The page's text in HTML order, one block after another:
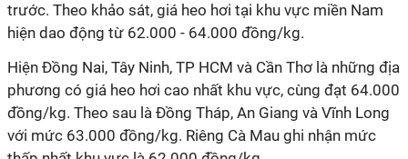
trước. Theo khảo sát, giá heo hơi tại khu vực miền Nam
hiện dao động từ 62.000 - 64.000 đồng/kg.
Hiện Đồng Nai, Tây Ninh, TP HCM và Cần Thơ là những địa
phương có giá heo hơi cao nhất khu vực, cùng đạt 64.000
đồng/kg. Theo sau là Đồng Tháp, An Giang và Vĩnh Long
với mức 63.000 đồng/kg. Riêng Cà Mau ghi nhận mức